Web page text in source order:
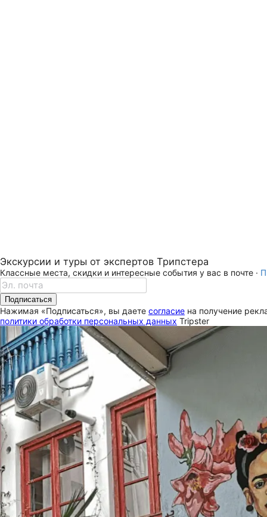
Экскурсии и туры от экспертов Трипстера
Классные места, скидки и интересные события у вас в почте ·
Подписаться
Нажимая «Подписаться», вы даете согласие на получение
политики обработки персональных данных Tripster